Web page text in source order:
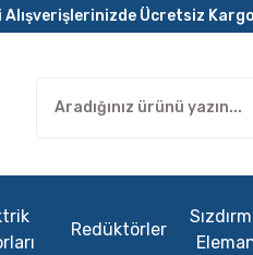
Alışverişlerinizde Ücretsiz
Redüktörler